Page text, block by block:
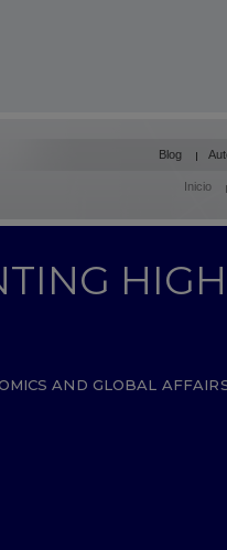
Blog
Inicio
AND GLOBAL